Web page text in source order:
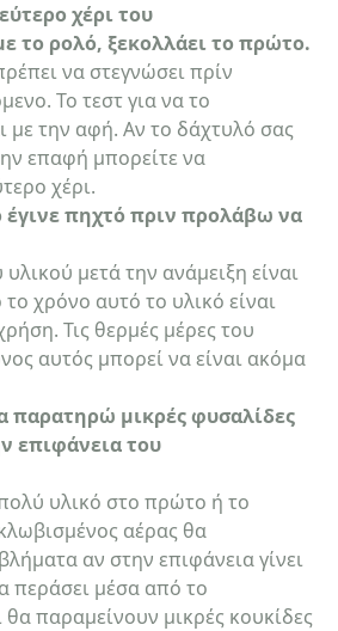
χέρι του
το ρολό, ξεκολλάει το πρώτο.
να στεγνώσει πρίν
Το τεστ για να το
με την αφή. Αν το δάχτυλό σας
επαφή μπορείτε να
χέρι.
έγινε πηχτό πριν προλάβω να
μετά την ανάμειξη είναι
χρόνο αυτό το υλικό είναι
Τις θερμές μέρες του
αυτός μπορεί να είναι ακόμα
παρατηρώ μικρές φυσαλίδες
επιφάνεια του
υλικό στο πρώτο ή το
αέρας θα
αν στην επιφάνεια γίνει
μέσα από το
παραμείνουν μικρές κουκίδες